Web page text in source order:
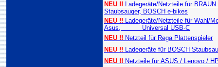
NEU !! Ladegeräte/Netzteile für
Staubsauger, BOSCH e-bikes
NEU !! Ladegeräte/Netzteile für Wahl/
Asus, Universal USB-C
NEU !! Netzteil für Rega Plattenspieler
NEU !! Ladegeräte für BOSCH
NEU !! Netzteile für ASUS / Lenovo /